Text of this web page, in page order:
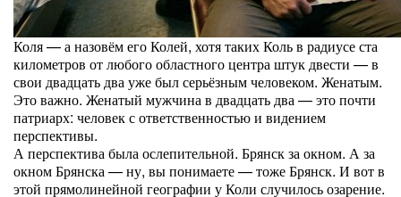
Коля — а назовём его Колей, хотя таких Коль в радиусе ста
километров от любого областного центра штук двести — в
свои двадцать два уже был серьёзным человеком. Женатым.
Это важно. Женатый мужчина в двадцать два — это почти
патриарх: человек с ответственностью и видением
перспективы.
А перспектива была ослепительной. Брянск за окном. А за
окном Брянска — ну, вы понимаете — тоже Брянск. И вот в
этой прямолинейной географии у Коли случилось озарение.